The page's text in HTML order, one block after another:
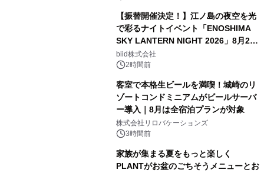
【振替開催決定！】江ノ島の夜空を光
で彩るナイトイベント「ENOSHIMA
SKY LANTERN NIGHT 2026」8月22
日(土)振替開催＆受付スタート！
biid株式会社
2時間前
客室で本格生ビールを満喫！城崎のリ
ゾートコンドミニアムがビールサーバ
ー導入｜8月は全宿泊プランが対象
株式会社リロバケーションズ
3時間前
家族が集まる夏をもっと楽しく
PLANTがお盆のごちそうメニューとお